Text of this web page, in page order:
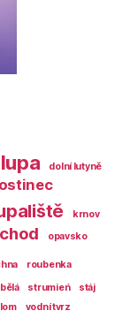
dolní lutyně
krnov
opavsko
roubenka
strumień stáj
vodní tvrz